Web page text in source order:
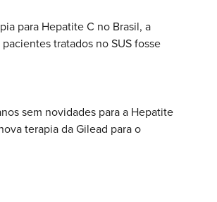
para Hepatite C no Brasil, a
tratados no SUS fosse
sem novidades para a Hepatite
terapia da Gilead para o